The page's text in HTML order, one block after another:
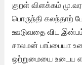
குறள் விளக்கம்
பொருந்தி கலந்தாற்
ஊடுவதை விட
சாலமன் பாப்பையா
ஒற்றுமையை உடைய